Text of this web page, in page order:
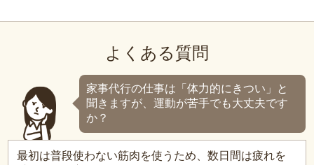
よくある質問
家事代行の仕事は「体力的にきつい」と
聞きますが、運動が苦手でも大丈夫です
か？
最初は普段使わない筋肉を使うため、数日間は疲れを